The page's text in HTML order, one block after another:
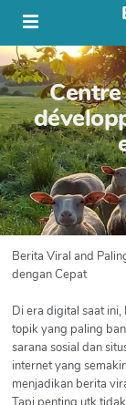
Berita Viral and
dengan Cepat
Di era digital saat
topik yang paling
sarana sosial dan
internet yang
menjadikan berita